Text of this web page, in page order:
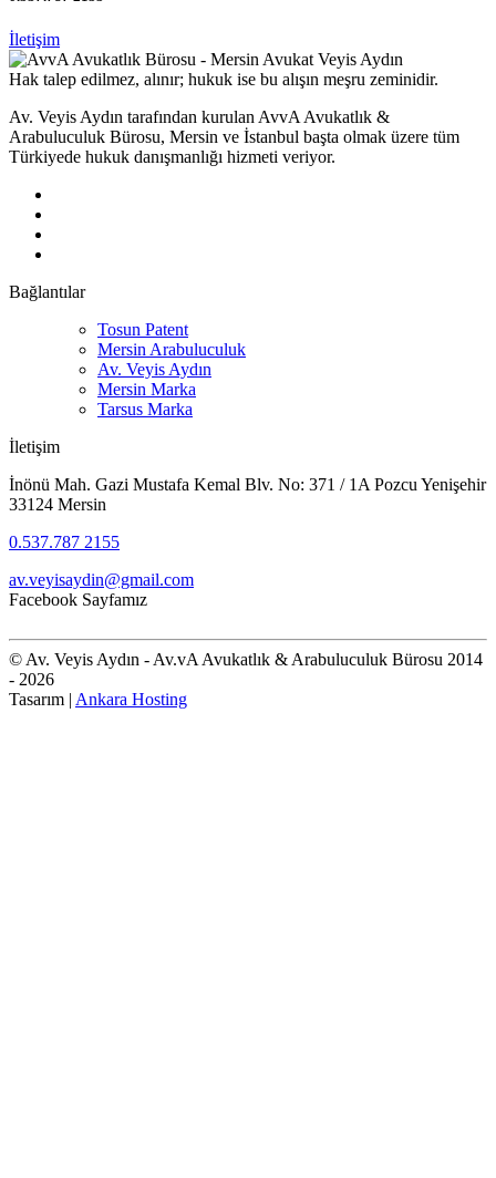
İletişim
Hak talep edilmez, alınır; hukuk ise bu alışın meşru zeminidir.
Av. Veyis Aydın tarafından kurulan AvvA Avukatlık &
Arabuluculuk Bürosu, Mersin ve İstanbul başta olmak üzere tüm
Türkiyede hukuk danışmanlığı hizmeti veriyor.
Bağlantılar
Tosun Patent
Mersin Arabuluculuk
Av. Veyis Aydın
Mersin Marka
Tarsus Marka
İletişim
İnönü Mah. Gazi Mustafa Kemal Blv. No: 371 / 1A Pozcu Yenişehir
33124 Mersin
0.537.787 2155
av.veyisaydin@gmail.com
Facebook Sayfamız
© Av. Veyis Aydın - Av.vA Avukatlık & Arabuluculuk Bürosu 2014
- 2026
Tasarım | Ankara Hosting